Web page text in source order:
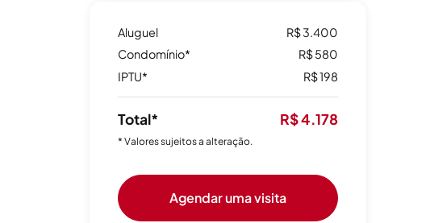
Aluguel
R$ 3.400
Condomínio*
R$ 580
IPTU*
R$ 198
Total* R$ 4.178
* Valores sujeitos a alteração.
Agendar uma visita